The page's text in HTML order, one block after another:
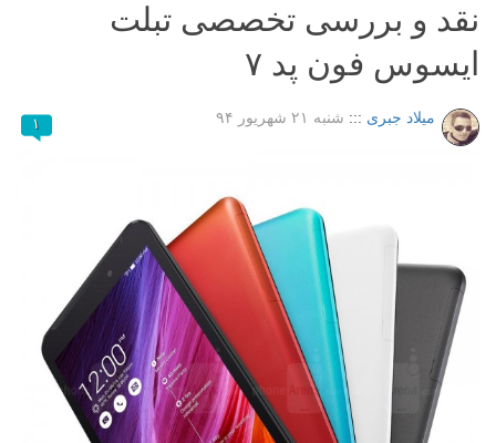
نقد و بررسی تخصصی تبلت
ایسوس فون پد ۷
میلاد جبری ::: شنبه ۲۱ شهریور ۹۴ ۱